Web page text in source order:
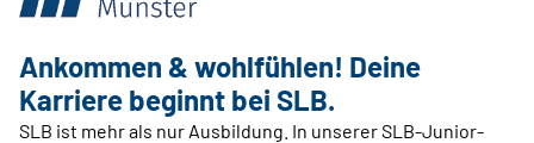
Ankommen & wohlfühlen! Deine
Karriere beginnt bei SLB.
SLB ist mehr als nur Ausbildung. In unserer SLB-Junior-